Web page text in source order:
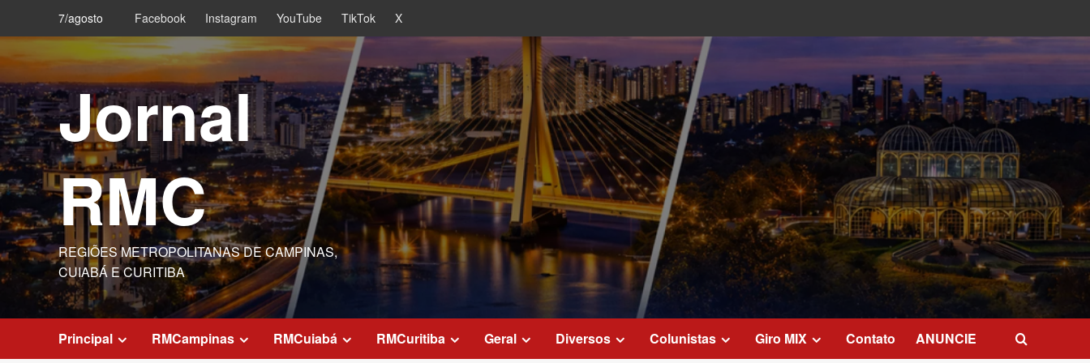
content
7/agosto Facebook Instagram YouTube TikTok X
Jornal
RMC
REGIÕES METROPOLITANAS DE CAMPINAS,
CUIABÁ E CURITIBA
Principal RMCampinas RMCuiabá RMCuritiba Geral Diversos Colunistas Giro MIX Contato ANUNCIE